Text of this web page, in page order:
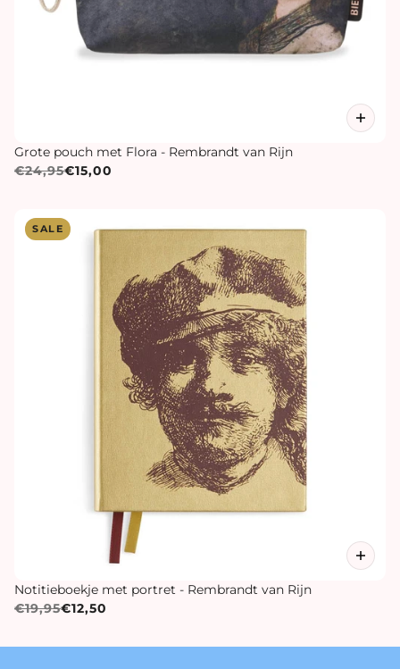
Grote pouch met Flora - Rembrandt van Rijn
€24,95€15,00
SALE
Notitieboekje met portret - Rembrandt van Rijn
€19,95€12,50